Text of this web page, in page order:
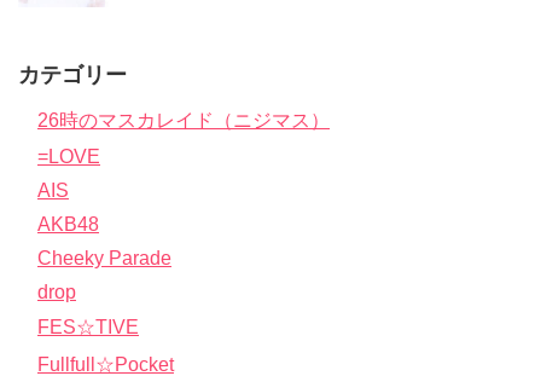
カテゴリー
26時のマスカレイド（ニジマス）
=LOVE
AIS
AKB48
Cheeky Parade
drop
FES☆TIVE
Fullfull☆Pocket